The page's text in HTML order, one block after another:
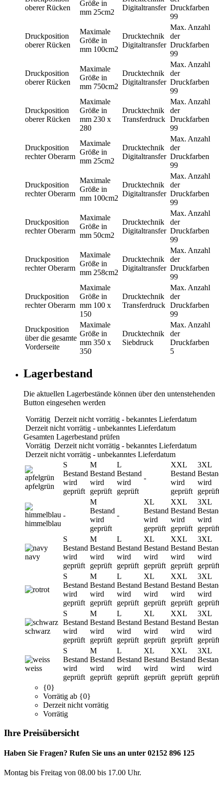
oberer Rücken
Größe in
mm 25cm2
Digitaltransfer Druckfarben
99
Druckposition
oberer Rücken
Maximale
Größe in
mm 100cm2
Drucktechnik
Digitaltransfer
Max. Anzahl
der
Druckfarben
99
Druckposition
oberer Rücken
Maximale
Größe in
mm 750cm2
Drucktechnik
Digitaltransfer
Max. Anzahl
der
Druckfarben
99
Druckposition
oberer Rücken
Maximale
Größe in
mm 230 x
280
Drucktechnik
Transferdruck
Max. Anzahl
der
Druckfarben
99
Druckposition
rechter Oberarm
Maximale
Größe in
mm 25cm2
Drucktechnik
Digitaltransfer
Max. Anzahl
der
Druckfarben
99
Druckposition
rechter Oberarm
Maximale
Größe in
mm 100cm2
Drucktechnik
Digitaltransfer
Max. Anzahl
der
Druckfarben
99
Druckposition
rechter Oberarm
Maximale
Größe in
mm 50cm2
Drucktechnik
Digitaltransfer
Max. Anzahl
der
Druckfarben
99
Druckposition
rechter Oberarm
Maximale
Größe in
mm 258cm2
Drucktechnik
Digitaltransfer
Max. Anzahl
der
Druckfarben
99
Druckposition
rechter Oberarm
Maximale
Größe in
mm 100 x
150
Drucktechnik
Transferdruck
Max. Anzahl
der
Druckfarben
99
Druckposition
über die gesamte
Vorderseite
Maximale
Größe in
mm 350 x
350
Drucktechnik
Siebdruck
Max. Anzahl
der
Druckfarben
5
Lagerbestand
Die aktuellen Lagerbestände können über den untenstehenden
Button eingesehen werden
Vorrätig Derzeit nicht vorrätig - bekanntes Lieferdatum
Derzeit nicht vorrätig - unbekanntes Lieferdatum
Gesamten Lagerbestand prüfen
Vorrätig Derzeit nicht vorrätig - bekanntes Lieferdatum
Derzeit nicht vorrätig - unbekanntes Lieferdatum
apfelgrün
S
Bestand
wird
geprüft
M
Bestand
wird
geprüft
L
Bestand
wird
geprüft
-
XXL
Bestand
wird
geprüft
3XL
wird
geprüft
himmelblau
-
M
Bestand
wird
geprüft
-
XL
Bestand
wird
geprüft
XXL
Bestand
wird
geprüft
3XL
wird
geprüft
navy
S
Bestand
wird
geprüft
M
Bestand
wird
geprüft
L
Bestand
wird
geprüft
XL
Bestand
wird
geprüft
XXL
Bestand
wird
geprüft
3XL
wird
geprüft
rot
S
Bestand
wird
geprüft
M
Bestand
wird
geprüft
L
Bestand
wird
geprüft
XL
Bestand
wird
geprüft
XXL
Bestand
wird
geprüft
3XL
wird
geprüft
schwarz
S
Bestand
wird
geprüft
M
Bestand
wird
geprüft
L
Bestand
wird
geprüft
XL
Bestand
wird
geprüft
XXL
Bestand
wird
geprüft
3XL
wird
geprüft
weiss
S
Bestand
wird
geprüft
M
Bestand
wird
geprüft
L
Bestand
wird
geprüft
XL
Bestand
wird
geprüft
XXL
Bestand
wird
geprüft
3XL
wird
geprüft
{0}
Vorrätig ab {0}
Derzeit nicht vorrätig
Vorrätig
Ihre Preisübersicht
Haben Sie Fragen? Rufen Sie uns an unter 02152 896 125
Montag bis Freitag von 08.00 bis 17.00 Uhr.